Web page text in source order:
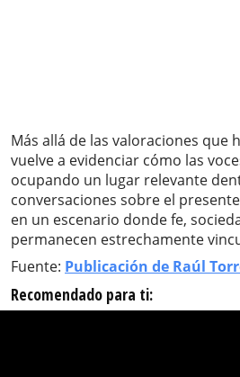
Más allá de las valoraciones que
vuelve a evidenciar cómo las
ocupando un lugar relevante
conversaciones sobre el
en un escenario donde fe,
permanecen estrechamente
Fuente: Publicación de Raúl
Recomendado para ti: